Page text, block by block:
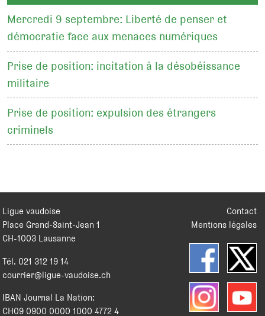
Mercredi 9 septembre: Liberté de penser et
démocratie face aux menaces numériques
Prise de position: incitation à la désobéissance
militaire
Prise de position: expulsion des étrangers
criminels
Contact
Mentions légales
Ligue vaudoise
Place Grand-Saint-Jean 1
CH-1003 Lausanne
Tél. 021 312 19 14
courrier@ligue-vaudoise.ch
IBAN Journal La Nation:
CH09 0900 0000 1000 4772 4